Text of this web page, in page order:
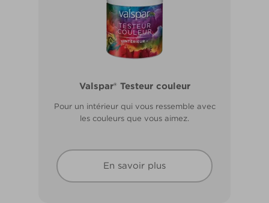
Valspar® Testeur couleur
Pour un intérieur qui vous ressemble avec
les couleurs que vous aimez.
En savoir plus
Valspar® Pro Extérieur Boiseries et
Résiste aux fissures et à l’écaillage. Résiste